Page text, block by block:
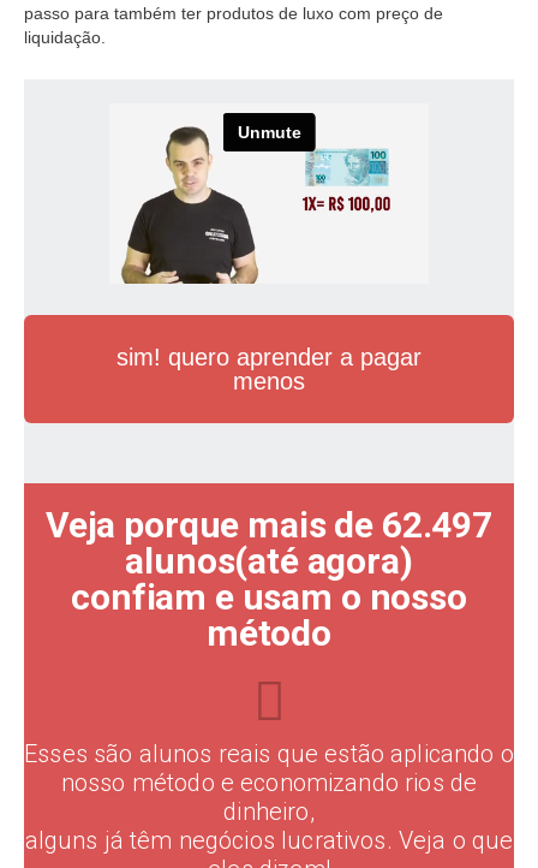
passo para também ter produtos de luxo com preço de
liquidação.
sim! quero aprender a pagar
menos
Veja porque mais de 62.497
alunos(até agora)
confiam e usam o nosso
método
Esses são alunos reais que estão aplicando o
nosso método e economizando rios de
dinheiro,
alguns já têm negócios lucrativos. Veja o que